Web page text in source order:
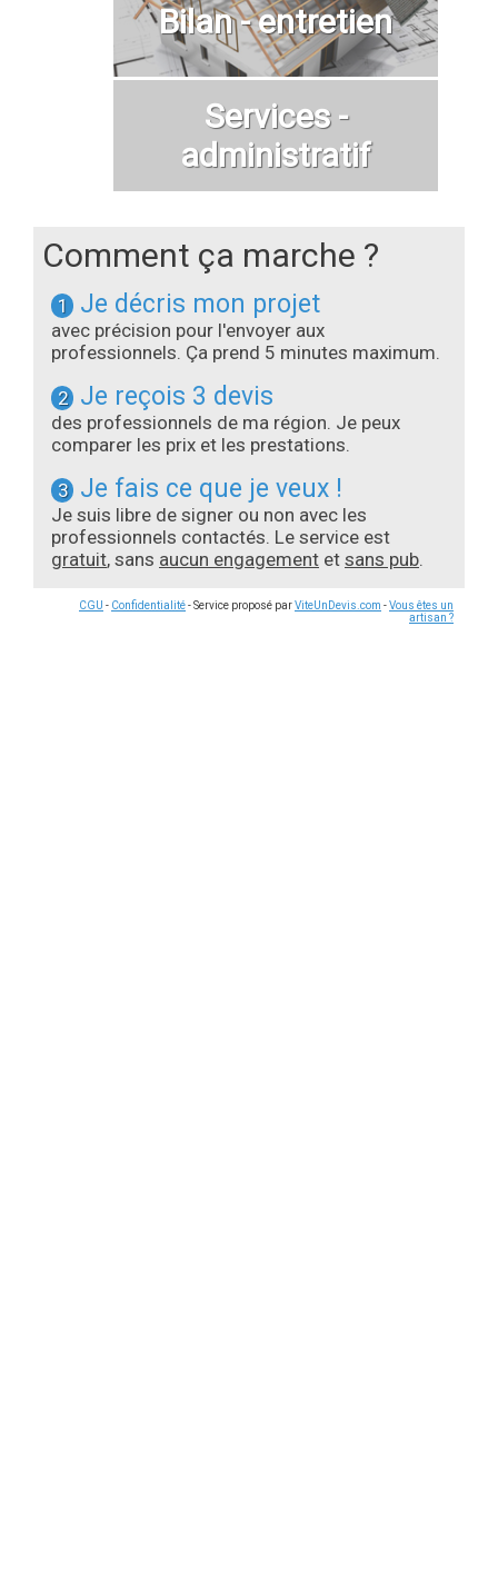
Bilan - entretien
Services -
administratif
Comment ça marche ?
1 Je décris mon projet
avec précision pour l'envoyer aux
professionnels. Ça prend 5 minutes maximum.
2 Je reçois 3 devis
des professionnels de ma région. Je peux
comparer les prix et les prestations.
3 Je fais ce que je veux !
Je suis libre de signer ou non avec les
professionnels contactés. Le service est
gratuit, sans aucun engagement et sans pub.
CGU - Confidentialité- Service proposé parViteUnDevis.com -Vous êtes un
artisan ?